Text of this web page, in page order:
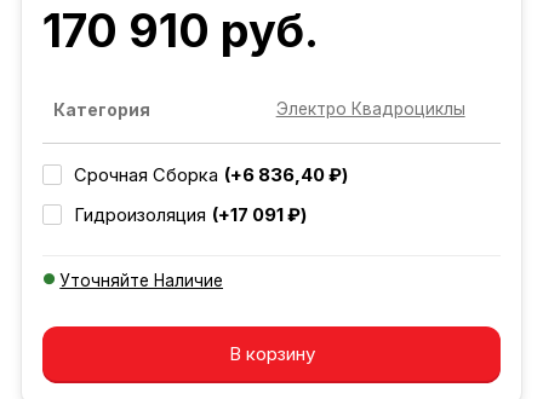
170 910 руб.
Категория Электро Квадроциклы
Срочная Сборка (+6 836,40 ₽)
Гидроизоляция (+17 091 ₽)
Уточняйте Наличие
Добавляется...
В корзину